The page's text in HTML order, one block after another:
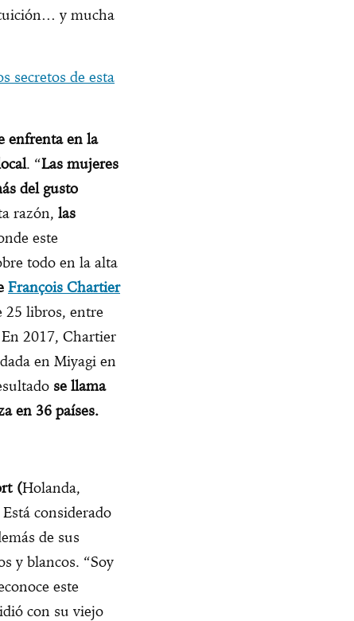
y mucha
secretos de esta
enfrenta en la
. “Las mujeres
del gusto
razón, las
este
todo en la alta
François Chartier
25 libros, entre
2017, Chartier
en Miyagi en
se llama
en 36 países.
(Holanda,
considerado
de sus
y blancos. “Soy
este
con su viejo